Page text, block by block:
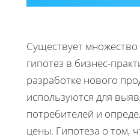
Существует
гипотез в бизнес-
разработке нового
используются для
потребителей и
цены. Гипотеза о том,